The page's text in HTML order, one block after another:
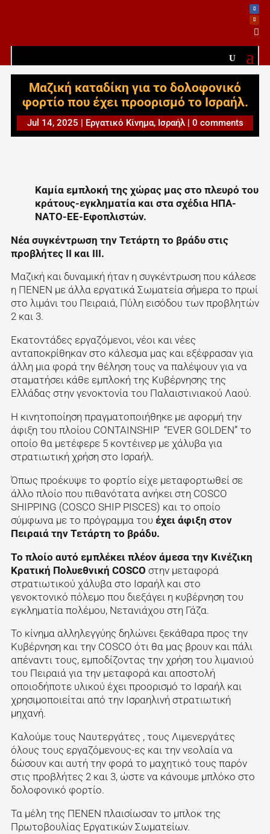

Μαζική καταδίκη για το δολοφονικό
φορτίο που έχει προορισμό το Ισραήλ.
Jul 14, 2025 | Εργατικό Κίνημα, Ισραήλ| 0 comments
Καμία εμπλοκή της χώρας μας στο πλευρό του
κράτους-εγκληματία και στα σχέδια ΗΠΑ-
ΝΑΤΟ-ΕΕ-Εφοπλιστών.
Νέα συγκέντρωση την Τετάρτη το βράδυ στις
προβλήτες ΙΙ και ΙΙΙ.
Μαζική και δυναμική ήταν η συγκέντρωση που κάλεσε
η ΠΕΝΕΝ με άλλα εργατικά Σωματεία σήμερα το πρωί
στο λιμάνι του Πειραιά, Πύλη εισόδου των προβλητών
2 και 3.
Εκατοντάδες εργαζόμενοι, νέοι και νέες
ανταποκρίθηκαν στο κάλεσμα μας και εξέφρασαν για
άλλη μια φορά την θέληση τους να παλέψουν για να
σταματήσει κάθε εμπλοκή της Κυβέρνησης της
Ελλάδας στην γενοκτονία του Παλαιστινιακού Λαού.
Η κινητοποίηση πραγματοποιήθηκε με αφορμή την
άφιξη του πλοίου CONTAINSHIP “EVER GOLDEN” το
οποίο θα μετέφερε 5 κοντέινερ με χάλυβα για
στρατιωτική χρήση στο Ισραήλ.
Όπως προέκυψε το φορτίο είχε μεταφορτωθεί σε
άλλο πλοίο που πιθανότατα ανήκει στη COSCO
SHIPPING (COSCO SHIP PISCES) και το οποίο
σύμφωνα με το πρόγραμμα του έχει άφιξη στον
Πειραιά την Τετάρτη το βράδυ.
Το πλοίο αυτό εμπλέκει πλέον άμεσα την Κινέζικη
Κρατική Πολυεθνική COSCO στην μεταφορά
στρατιωτικού χάλυβα στο Ισραήλ και στο
γενοκτονικό πόλεμο που διεξάγει η κυβέρνηση του
εγκληματία πολέμου, Νετανιάχου στη Γάζα.
Το κίνημα αλληλεγγύης δηλώνει ξεκάθαρα προς την
Κυβέρνηση και την COSCO ότι θα μας βρουν και πάλι
απέναντι τους, εμποδίζοντας την χρήση του λιμανιού
του Πειραιά για την μεταφορά και αποστολή
οποιοδήποτε υλικού έχει προορισμό το Ισραήλ και
χρησιμοποιείται από την Ισραηλινή στρατιωτική
μηχανή.
Καλούμε τους Ναυτεργάτες , τους Λιμενεργάτες
όλους τους εργαζόμενους-ες και την νεολαία να
δώσουν και αυτή την φορά το μαχητικό τους παρόν
στις προβλήτες 2 και 3, ώστε να κάνουμε μπλόκο στο
δολοφονικό φορτίο.
Τα μέλη της ΠΕΝΕΝ πλαισίωσαν το μπλοκ της
Πρωτοβουλίας Εργατικών Σωματείων.